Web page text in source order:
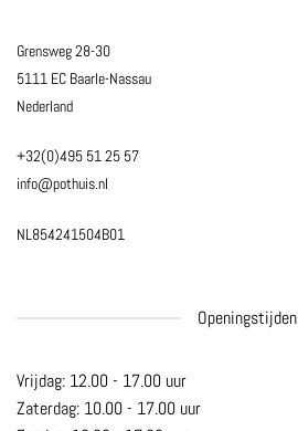
Grensweg 28-30
5111 EC Baarle-Nassau
Nederland
+32(0)495 51 25 57
info@pothuis.nl
NL854241504B01
Openingstijden
Vrijdag: 12.00 - 17.00 uur
Zaterdag: 10.00 - 17.00 uur